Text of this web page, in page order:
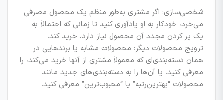
شخصی‌سازی: اگر مشتری به‌طور منظم یک محصول مصرفی
می‌خرد، خودکار به او یادآوری کنید تا زمانی که احتمالاً به
یک پر کردن مجدد آن محصول نیاز دارد، خرید کند.
ترویج محصولات دیگر: محصولات مشابه یا برندهایی در
همان دسته‌بندی‌ای که معمولاً مشتری از آنها خرید می‌کند، را
معرفی کنید. یا آن‌ها را به دسته‌بندی‌های جدید مانند
محصولات “بهترین‌رتبه” یا “محبوب‌ترین” معرفی کنید.